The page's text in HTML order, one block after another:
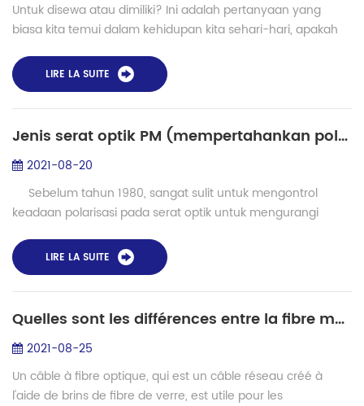
Untuk disewa atau dimiliki? Ini adalah pertanyaan yang
biasa kita temui dalam kehidupan kita sehari-hari, apakah
mesin atau peralatan. Dalam dun...
LIRE LA SUITE
Jenis serat optik PM (mempertahankan polarisasi) dan solusi penyambungan- Shinho S-12PM
2021-08-20
Sebelum tahun 1980, sangat sulit untuk mengontrol
keadaan polarisasi pada serat optik untuk mengurangi
beberapa dekade pengem...
LIRE LA SUITE
Quelles sont les différences entre la fibre monomode et multimode ?
2021-08-25
Un câble à fibre optique, qui est un câble réseau créé à
l'aide de brins de fibre de verre, est utile pour les